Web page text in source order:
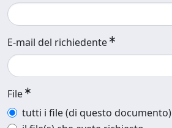
E-mail del richiedente
File
tutti i file (di questo